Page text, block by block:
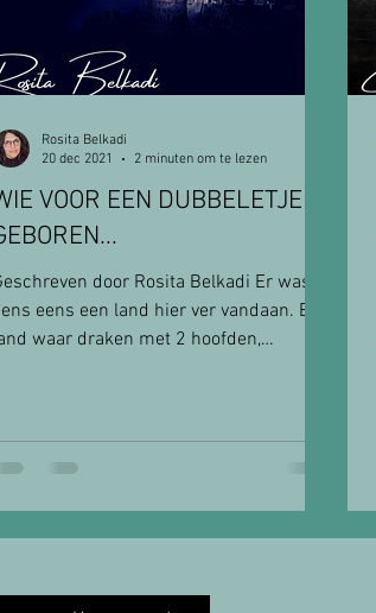
VOOR EEN DUBBELETJE
door Rosita Belkadi Er was
eens een land hier ver vandaan. Een
waar draken met 2 hoofden,
Rosita Belkadi
20 dec 2021
2 minuten om te lezen